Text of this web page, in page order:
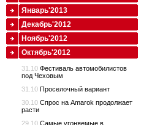
Январь'2013
Декабрь'2012
Ноябрь'2012
Октябрь'2012
31.10 Фестиваль автомобилистов
под Чеховым
31.10 Проселочный вариант
30.10 Спрос на Amarok продолжает
расти
29.10 Самые угоняемые в